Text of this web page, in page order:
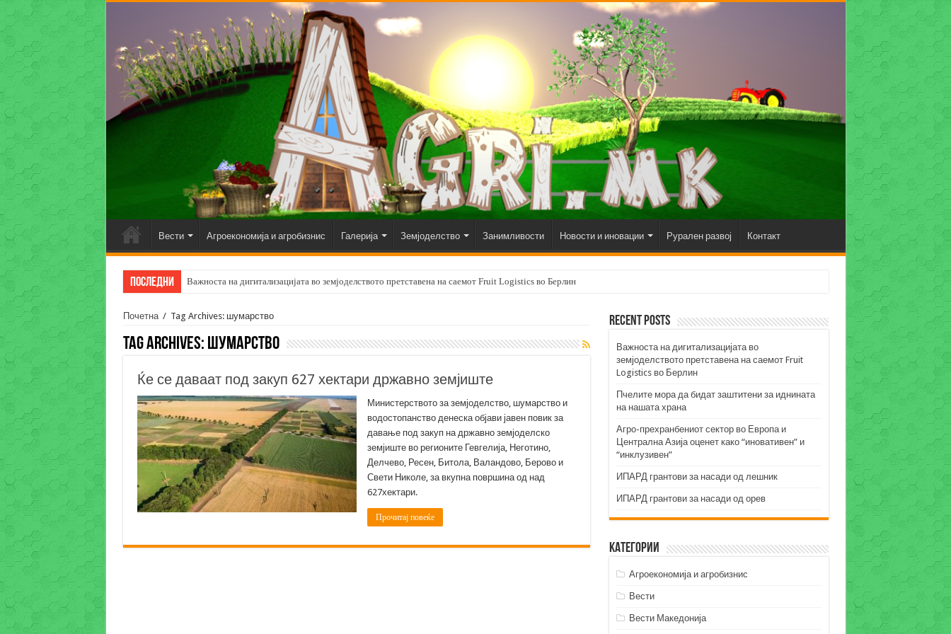
Вести Агроекономија и агробизнис Галерија Земјоделство Занимливости Новости и иновации Рурален развој Контакт
Последни Важноста на дигитализацијата во земјоделството претставена на саемот Fruit Logistics во Берлин
Почетна / Tag Archives: шумарство
Tag Archives: шумарство
Ќе се даваат под закуп 627 хектари државно земјиште
Министерството за земјоделство, шумарство и
водостопанство денеска објави јавен повик за
давање под закуп на државно земјоделско
земјиште во регионите Гевгелија, Неготино,
Делчево, Ресен, Битола, Валандово, Берово и
Свети Николе, за вкупна површина од над
627хектари.
Прочитај повеќе
Recent Posts
Важноста на дигитализацијата во
земјоделството претставена на саемот Fruit
Logistics во Берлин
Пчелите мора да бидат заштитени за иднината
на нашата храна
Агро-прехранбениот сектор во Европа и
Централна Азија оценет како “иновативен” и
“инклузивен”
ИПАРД грантови за насади од лешник
ИПАРД грантови за насади од орев
Категории
Агроекономија и агробизнис
Вести
Вести Македонија